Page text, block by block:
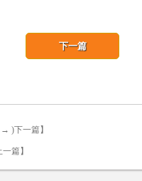
下一篇
→ )下一篇】
篇】